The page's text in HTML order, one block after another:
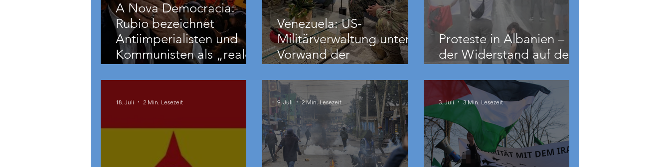
A Nova Democracia:
Rubio bezeichnet
Antiimperialisten und
Kommunisten als „reale
grenzüberschreitende
Bedrohung“
Venezuela: US-
Militärverwaltung unter
Vorwand der
Proteste in Albanien –
der Widerstand auf dem
18. Juli 2 Min. Lesezeit 9. Juli 2 Min. Lesezeit 3. Juli 3 Min. Lesezeit